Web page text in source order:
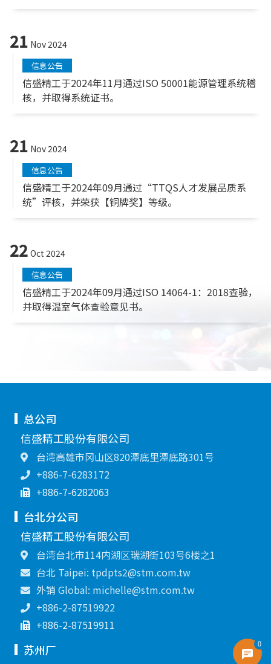
21 Nov 2024
信息公告
信盛精工于2024年11月通过ISO 50001能源管理系统稽
核，并取得系统证书。
21 Nov 2024
信息公告
信盛精工于2024年09月通过“TTQS人才发展品质系
统”评核，并荣获【铜牌奖】等级。
22 Oct 2024
信息公告
信盛精工于2024年09月通过ISO 14064-1：2018查验，
并取得温室气体查验意见书。
总公司
信盛精工股份有限公司
台湾高雄市冈山区820潭底里潭底路301号
+886-7-6283172
+886-7-6282063
台北分公司
信盛精工股份有限公司
台湾台北市114内湖区瑞湖街103号6楼之1
台北 Taipei: tpdpts2@stm.com.tw
外销 Global: michelle@stm.com.tw
+886-2-87519922
+886-2-87519911
苏州厂
0